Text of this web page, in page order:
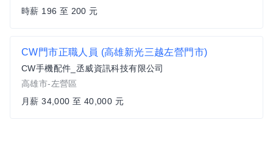
時薪 196 至 200 元
CW門市正職人員 (高雄新光三越左營門市)
CW手機配件_丞威資訊科技有限公司
高雄市-左營區
月薪 34,000 至 40,000 元